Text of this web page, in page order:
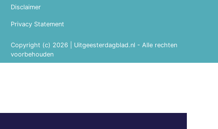
Copyright (c) 2026 | Uitgeesterdagblad.nl - Alle rechten
voorbehouden
Disclaimer
Privacy Statement